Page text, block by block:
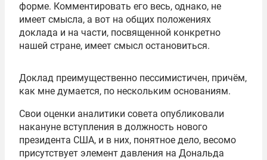
форме. Комментировать его весь, однако, не
имеет смысла, а вот на общих положениях
доклада и на части, посвященной конкретно
нашей стране, имеет смысл остановиться.
Доклад преимущественно пессимистичен, причём,
как мне думается, по нескольким основаниям.
Свои оценки аналитики совета опубликовали
накануне вступления в должность нового
президента США, и в них, понятное дело, весомо
присутствует элемент давления на Дональда